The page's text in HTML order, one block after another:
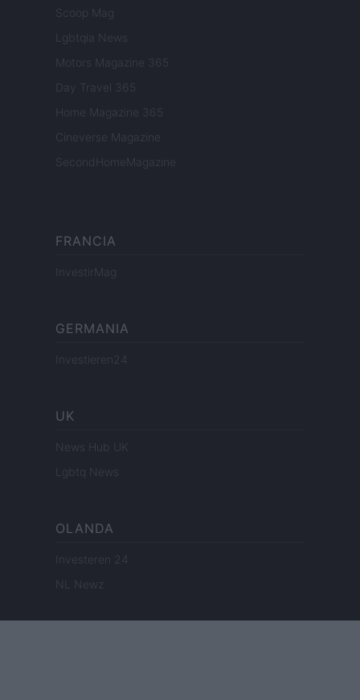
Scoop Mag
Lgbtqia News
Motors Magazine 365
Day Travel 365
Home Magazine 365
Cineverse Magazine
SecondHomeMagazine
FRANCIA
InvestirMag
GERMANIA
Investieren24
UK
News Hub UK
Lgbtq News
OLANDA
Investeren 24
NL Newz